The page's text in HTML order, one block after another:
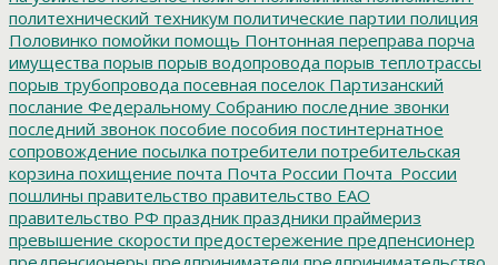
политехнический техникум политические партии полиция
Половинко помойки помощь Понтонная переправа порча
имущества порыв порыв водопровода порыв теплотрассы
порыв трубопровода посевная поселок Партизанский
послание Федеральному Собранию последние звонки
последний звонок пособие пособия постинтернатное
сопровождение посылка потребители потребительская
корзина похищение почта Почта России Почта_России
пошлины правительство правительство ЕАО
правительство РФ праздник праздники праймериз
превышение скорости предостережение предпенсионер